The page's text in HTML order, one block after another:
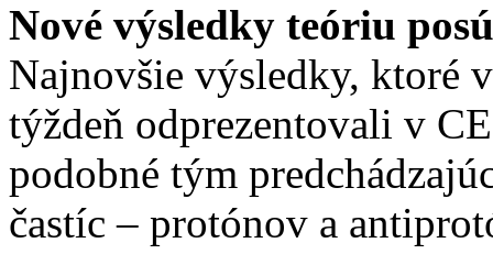
Nové výsledky teóriu
Najnovšie výsledky, ktoré
týždeň odprezentovali v
podobné tým
častíc – protónov a